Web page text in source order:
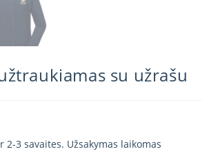
su užrašu
2-3 savaites. Užsakymas laikomas